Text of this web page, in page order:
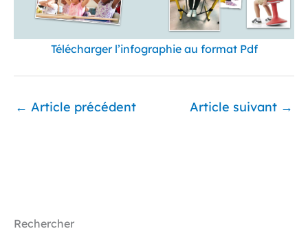
Télécharger l’infographie au format Pdf
← Article précédent Article suivant →
Rechercher